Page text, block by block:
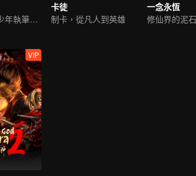
逆轉人生，少年執筆破蒼穹
卡徒
制卡，從凡人到英雄
一念永恆
VIP